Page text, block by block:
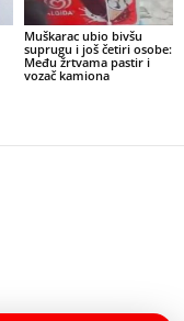
Muškarac ubio bivšu
suprugu i još četiri osobe:
Među žrtvama pastir i
vozač kamiona